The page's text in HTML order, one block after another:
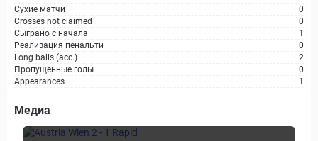
Сухие матчи
0
Crosses not claimed
0
Сыграно с начала
1
Реализация пенальти
0
Long balls (acc.)
2
Пропущенные голы
0
Appearances
1
Медиа